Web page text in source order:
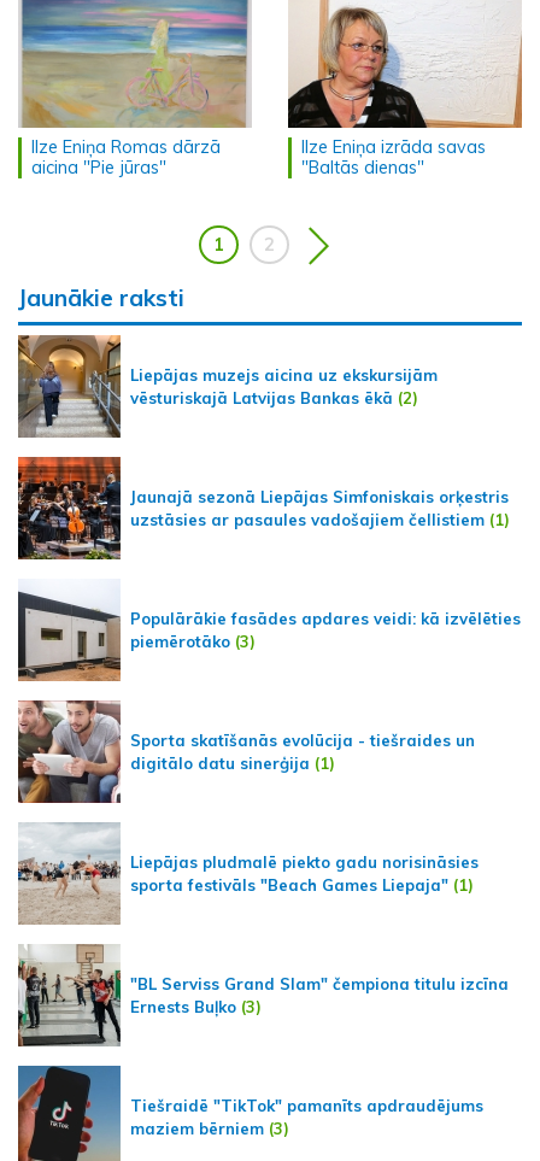
Ilze Eniņa Romas dārzā
aicina "Pie jūras"
Ilze Eniņa izrāda savas
"Baltās dienas"
1 2
Jaunākie raksti
Liepājas muzejs aicina uz ekskursijām
vēsturiskajā Latvijas Bankas ēkā (2)
Jaunajā sezonā Liepājas Simfoniskais orķestris
uzstāsies ar pasaules vadošajiem čellistiem (1)
Populārākie fasādes apdares veidi: kā izvēlēties
piemērotāko (3)
Sporta skatīšanās evolūcija - tiešraides un
digitālo datu sinerģija (1)
Liepājas pludmalē piekto gadu norisināsies
sporta festivāls "Beach Games Liepaja" (1)
"BL Serviss Grand Slam" čempiona titulu izcīna
Ernests Buļko (3)
Tiešraidē "TikTok" pamanīts apdraudējums
maziem bērniem (3)